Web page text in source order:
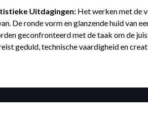
Uitdagingen: Het werken met de
De ronde vorm en glanzende huid van
geconfronteerd met de taak om de
geduld, technische vaardigheid en